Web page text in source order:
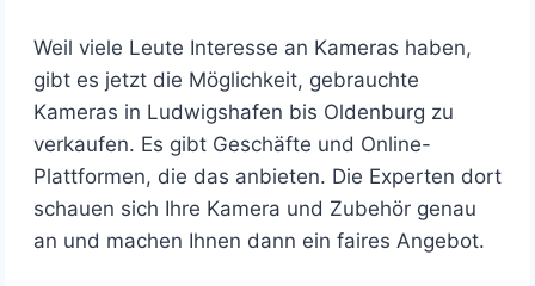
Weil viele Leute Interesse an Kameras haben,
gibt es jetzt die Möglichkeit, gebrauchte
Kameras in Ludwigshafen bis Oldenburg zu
verkaufen. Es gibt Geschäfte und Online-
Plattformen, die das anbieten. Die Experten dort
schauen sich Ihre Kamera und Zubehör genau
an und machen Ihnen dann ein faires Angebot.